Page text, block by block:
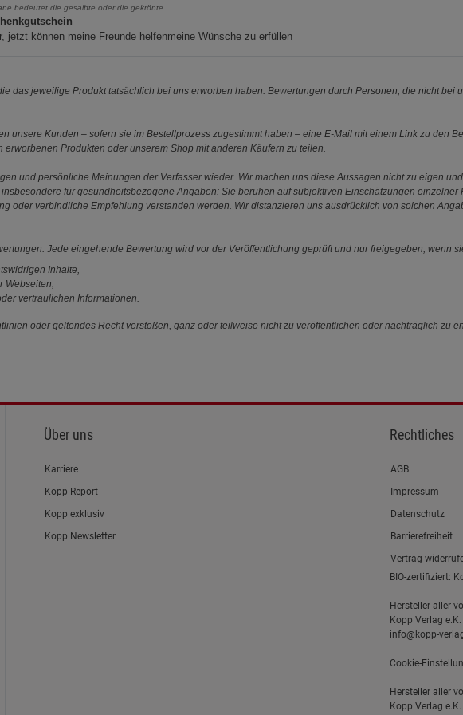
bedeutet die gesalbte oder die gekrönte
jetzt können meine Freunde helfenmeine Wünsche zu erfüllen
das jeweilige Produkt tatsächlich bei uns erworben haben. Bewertungen durch Personen, die nicht bei
unsere Kunden – sofern sie im Bestellprozess zugestimmt haben – eine E-Mail mit einem Link zu den
Produkten oder unserem Shop mit anderen Käufern zu teilen.
und persönliche Meinungen der Verfasser wieder. Wir machen uns diese Aussagen nicht zu eigen
für gesundheitsbezogene Angaben: Sie beruhen auf subjektiven Einschätzungen einzelner
oder verbindliche Empfehlung verstanden werden. Wir distanzieren uns ausdrücklich von solchen
Jede eingehende Bewertung wird vor der Veröffentlichung geprüft und nur freigegeben, wenn
Inhalte,
Webseiten,
vertraulichen Informationen.
oder geltendes Recht verstoßen, ganz oder teilweise nicht zu veröffentlichen oder nachträglich zu
Über uns
Karriere
Kopp Report
Kopp exklusiv
Kopp Newsletter
Rechtliches
Link zum/zur
AGB
Link zum/zur
Impressum
Link zum/zur
Datenschutz
Link zum/zur
Barrierefreiheit
Vertrag
BIO-zertifiziert:
Hersteller aller
Kopp Verlag
info@kopp-
Cookie-
Hersteller aller
Kopp Verlag